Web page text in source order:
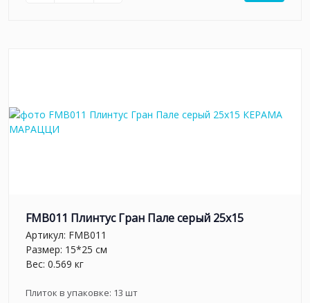
FMB011 Плинтус Гран Пале серый 25x15
Артикул: FMB011
Размер: 15*25 см
Вес: 0.569 кг
Плиток в упаковке: 13 шт